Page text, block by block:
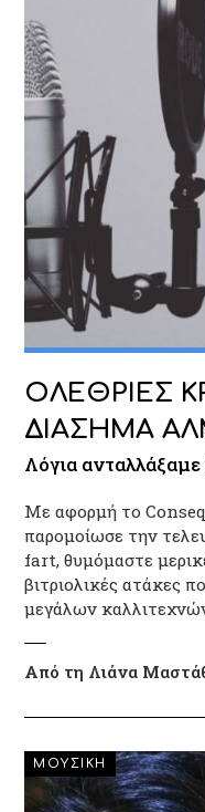
ΟΛΕΘΡΙΕΣ
ΔΙΑΣΗΜΑ
Λόγια ανταλλάξαμε
Με αφορμή το
παρομοίωσε την
fart, θυμόμαστε
βιτριολικές ατάκες
μεγάλων
Από τη Λιάνα
ΜΟΥΣΙΚΗ